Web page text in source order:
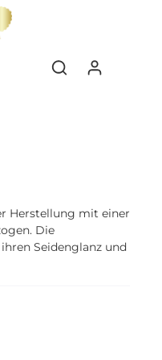
5 Sternen
Herstellung mit einer
Die
Seidenglanz und